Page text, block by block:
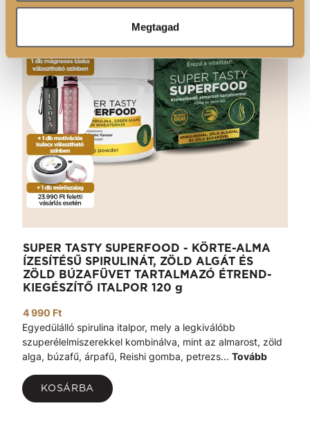
Megtagad
SUPER TASTY SUPERFOOD - KÖRTE-ALMA
ÍZESÍTÉSŰ SPIRULINÁT, ZÖLD ALGÁT ÉS
ZÖLD BÚZAFÜVET TARTALMAZÓ ÉTREND-
KIEGÉSZÍTŐ ITALPOR 120 g
4 990 Ft
Egyedülálló spirulina italpor, mely a legkiválóbb
szuperélelmiszerekkel kombinálva, mint az almarost, zöld
alga, búzafű, árpafű, Reishi gomba, petrezs... Tovább
KOSÁRBA